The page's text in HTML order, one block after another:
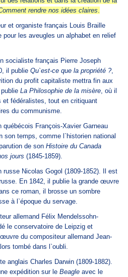
rendre nos idées claires.
et organiste français Louis Braille
pour les aveugles un alphabet en relief
socialiste français Pierre Joseph
il publie Qu`est-ce que la propriété ?,
du profit capitaliste mettra fin aux
La Philosophie de la misère, où il
fédéralistes, tout en critiquant
du communisme.
québécois François-Xavier Garneau
son temps, comme l`historien national
de son Histoire du Canada
jours (1845-1859).
russe Nicolas Gogol (1809-1852). Il est
En 1842, il publie la grande œuvre
ce roman, il brosse un sombre
à l`époque du servage.
allemand Félix Mendelssohn-
le conservatoire de Leipzig et
du compositeur allemand Jean-
tombé dans l`oubli.
anglais Charles Darwin (1809-1882).
expédition sur le Beagle avec le